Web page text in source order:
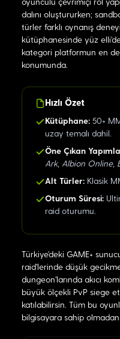
oyunculu çevrimiçi rol
dalını oluştururken;
türler farklı oynanış
kütüphanesinde yüz
kategori platformun en
konumunda.
Hızlı Özet
Kütüphane: 50+
uzay temalı dahil.
Öne Çıkan
Ark, Albion Online,
Alt Türler: Klasik
Oturum Süresi:
raid oturumu.
Türkiye'deki GAME+
raid'lerinde düşük
dungeon'larında akıcı
büyük ölçekli PvP siege
katılabilirsin. Tüm bu
bilgisayara sahip